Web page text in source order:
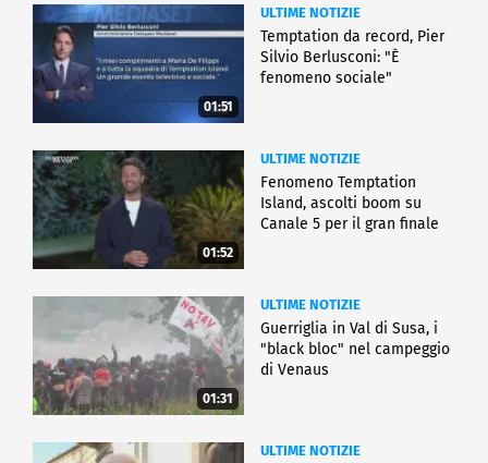
01:51
ULTIME NOTIZIE
Temptation da record, Pier
Silvio Berlusconi: "È
fenomeno sociale"
01:52
ULTIME NOTIZIE
Fenomeno Temptation
Island, ascolti boom su
Canale 5 per il gran finale
01:31
ULTIME NOTIZIE
Guerriglia in Val di Susa, i
"black bloc" nel campeggio
di Venaus
ULTIME NOTIZIE